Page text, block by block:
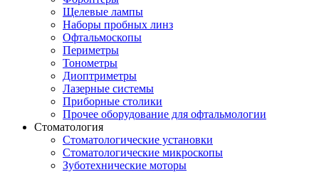
Щелевые лампы
Наборы пробных линз
Офтальмоскопы
Периметры
Тонометры
Диоптриметры
Лазерные системы
Приборные столики
Прочее оборудование для офтальмологии
Стоматология
Стоматологические установки
Стоматологические микроскопы
Зуботехнические моторы